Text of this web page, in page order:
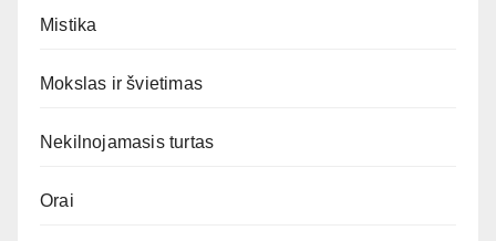
Mistika
Mokslas ir švietimas
Nekilnojamasis turtas
Orai